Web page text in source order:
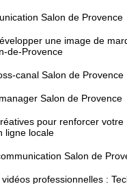
Salon de Provence
une image de
de-Provence
canal Salon de Provence
Salon de Provence
pour renforcer votre
ligne locale
Salon de
professionnelles :